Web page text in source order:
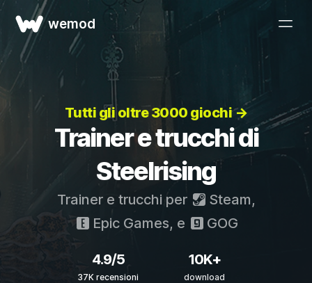
wemod
Tutti gli oltre 3000 giochi →
Trainer e trucchi di
Steelrising
Trainer e trucchi per Steam,
Epic Games, e GOG
4.9/5
37K recensioni
10K+
download